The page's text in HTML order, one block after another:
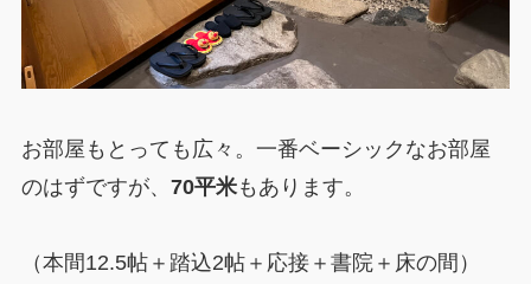
お部屋もとっても広々。一番ベーシックなお部屋
のはずですが、 70平米もあります。
（本間12.5帖＋踏込2帖＋応接＋書院＋床の間）